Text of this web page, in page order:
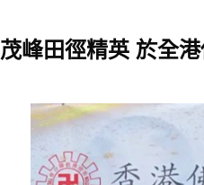
茂峰田徑精英 於全